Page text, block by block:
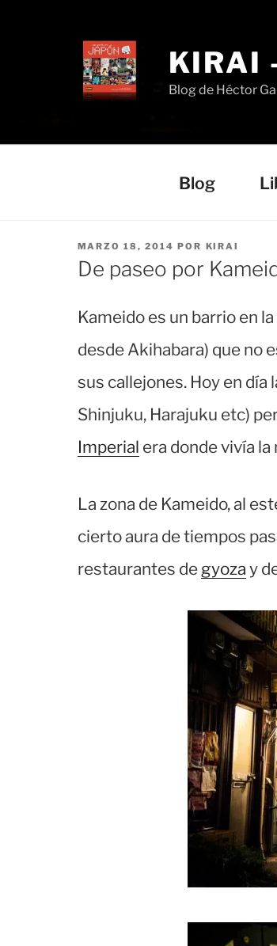
KIRAI
Blog de Héctor
Blog
PUBLICADO
EL
MARZO 18, 2014 POR KIRAI
De paseo por
Kameido es un barrio en
desde Akihabara) que no
sus callejones. Hoy en día
Shinjuku, Harajuku etc)
Imperial era donde vivía
La zona de Kameido, al
cierto aura de tiempos
restaurantes degyoza y